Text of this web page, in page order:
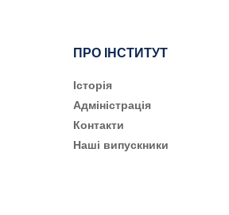
ПРО ІНСТИТУТ
Історія
Адміністрація
Контакти
Наші випускники